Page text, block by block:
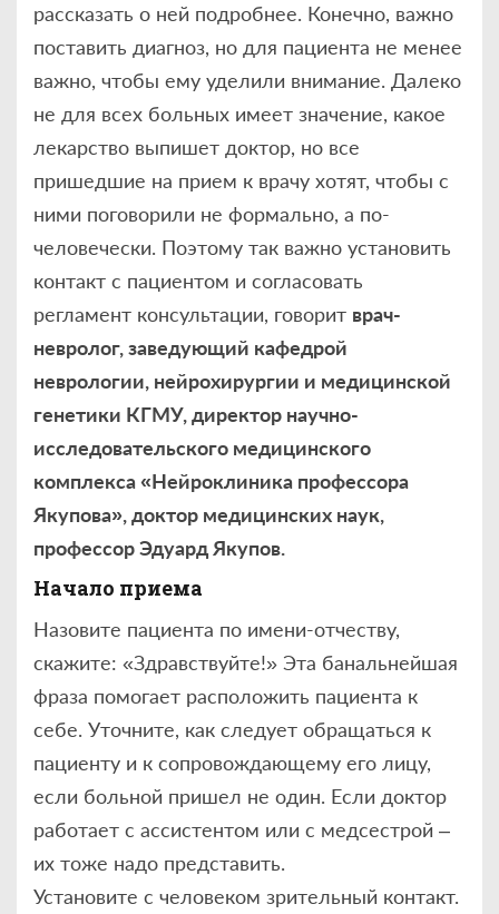
рассказать о ней подробнее. Конечно, важно
поставить диагноз, но для пациента не менее
важно, чтобы ему уделили внимание. Далеко
не для всех больных имеет значение, какое
лекарство выпишет доктор, но все
пришедшие на прием к врачу хотят, чтобы с
ними поговорили не формально, а по-
человечески. Поэтому так важно установить
контакт с пациентом и согласовать
регламент консультации, говорит врач-
невролог, заведующий кафедрой
неврологии, нейрохирургии и медицинской
генетики КГМУ, директор научно-
исследовательского медицинского
комплекса «Нейроклиника профессора
Якупова», доктор медицинских наук,
профессор Эдуард Якупов.
Начало приема
Назовите пациента по имени-отчеству,
скажите: «Здравствуйте!» Эта банальнейшая
фраза помогает расположить пациента к
себе. Уточните, как следует обращаться к
пациенту и к сопровождающему его лицу,
если больной пришел не один. Если доктор
работает с ассистентом или с медсестрой –
их тоже надо представить.
Установите с человеком зрительный контакт.